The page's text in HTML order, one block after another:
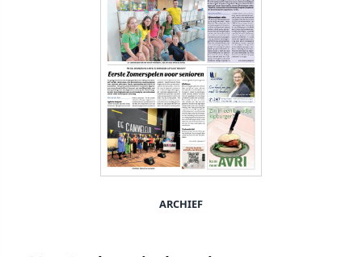
ARCHIEF